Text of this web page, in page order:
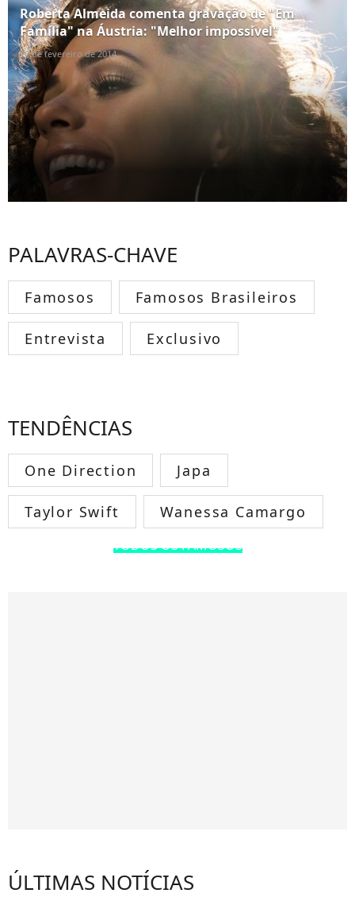
Roberta Almeida comenta gravação de "Em
Família" na Áustria: "Melhor impossível"
10 de fevereiro de 2014
PALAVRAS-CHAVE
Famosos Famosos Brasileiros
Entrevista Exclusivo
TENDÊNCIAS
One Direction Japa
Taylor Swift Wanessa Camargo
TODOS OS FAMOSOS
ÚLTIMAS NOTÍCIAS